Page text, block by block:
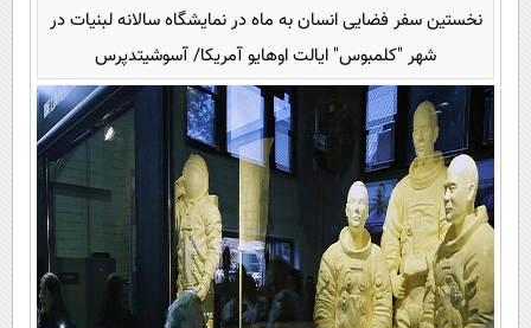
نخستین سفر فضایی انسان به ماه در نمایشگاه سالانه لبنیات در
شهر "کلمبوس" ایالت اوهایو آمریکا/ آسوشیتدپرس